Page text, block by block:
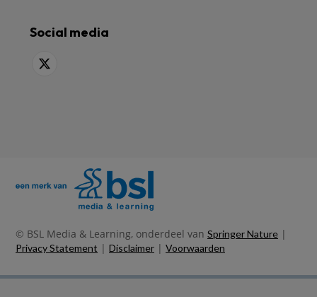
Social media
© BSL Media & Learning, onderdeel van Springer Nature |
Privacy Statement | Disclaimer | Voorwaarden